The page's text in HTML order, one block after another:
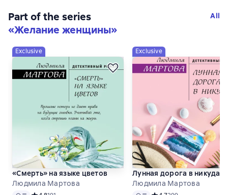
Part of the series
«Желание женщины»
All
Exclusive
«Смерть» на языке цветов
Людмила Мартова
Exclusive
Лунная дорога в никуда
Людмила Мартова